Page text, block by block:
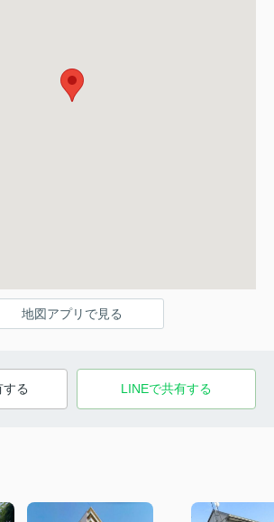
地図アプリで見る
する LINEで共有する